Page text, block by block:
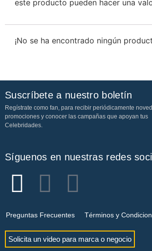
este producto pueden hacer una
¡No se ha encontrado ningún
Suscríbete a nuestro boletín
Regístrate como fan, para recibir periódicamente
promociones y conocer las campañas que apoyan tus
Celebridades.
Síguenos en nuestras redes
Preguntas Frecuentes Términos y
Solicita un video para marca o negocio